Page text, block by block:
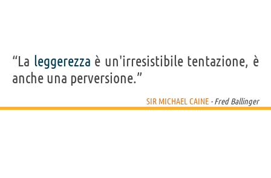
“La leggerezza è un'irresistibile tentazione, è
anche una perversione.”
SIR MICHAEL CAINE - Fred Ballinger